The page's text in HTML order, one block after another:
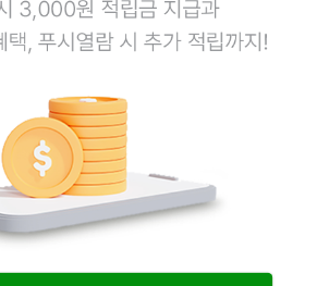
주재료 9